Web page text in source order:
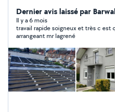
Dernier avis laissé par
Il y a 6 mois
travail rapide soigneux et très c est
arrangeant mr lagrené